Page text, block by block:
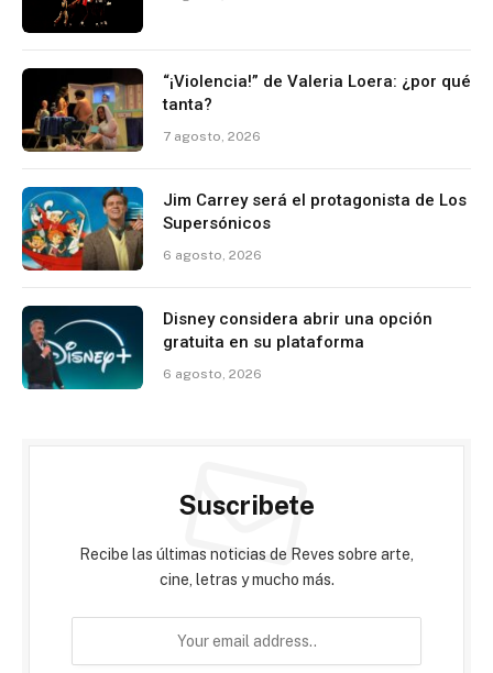
“¡Violencia!” de Valeria Loera: ¿por qué
tanta?
7 agosto, 2026
Jim Carrey será el protagonista de Los
Supersónicos
6 agosto, 2026
Disney considera abrir una opción
gratuita en su plataforma
6 agosto, 2026
Suscribete
Recibe las últimas noticias de Reves sobre arte,
cine, letras y mucho más.